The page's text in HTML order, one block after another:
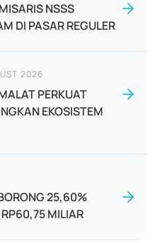
NSSS
DI PASAR REGULER
2026
PERKUAT
EKOSISTEM
25,60%
MILIAR